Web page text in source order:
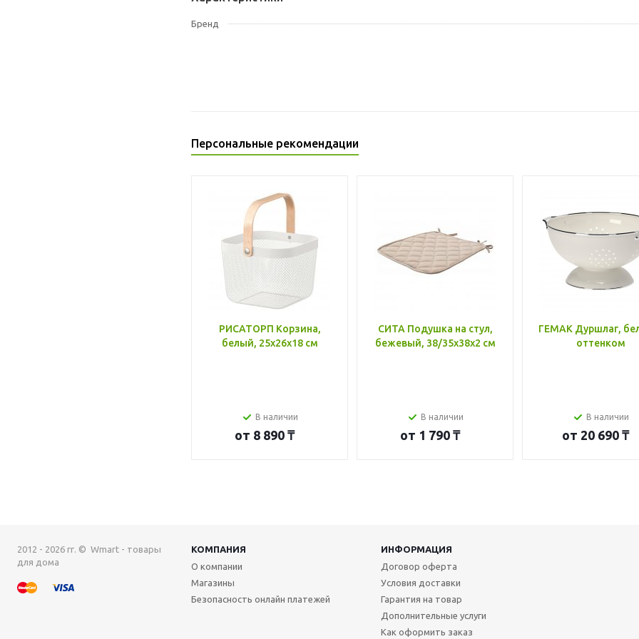
Бренд
Персональные рекомендации
РИСАТОРП Корзина,
белый, 25x26x18 см
В наличии
от 8 890 ₸
СИТА Подушка на стул,
бежевый, 38/35x38x2 см
В наличии
от 1 790 ₸
ГЕМАК Дуршлаг,
оттенком
В наличии
от 20 690 ₸
2012 - 2026 гг. © Wmart - товары
для дома
КОМПАНИЯ
ИНФОРМАЦИЯ
О компании
Магазины
Безопасность онлайн платежей
Договор оферта
Условия доставки
Гарантия на товар
Дополнительные услуги
Как оформить заказ